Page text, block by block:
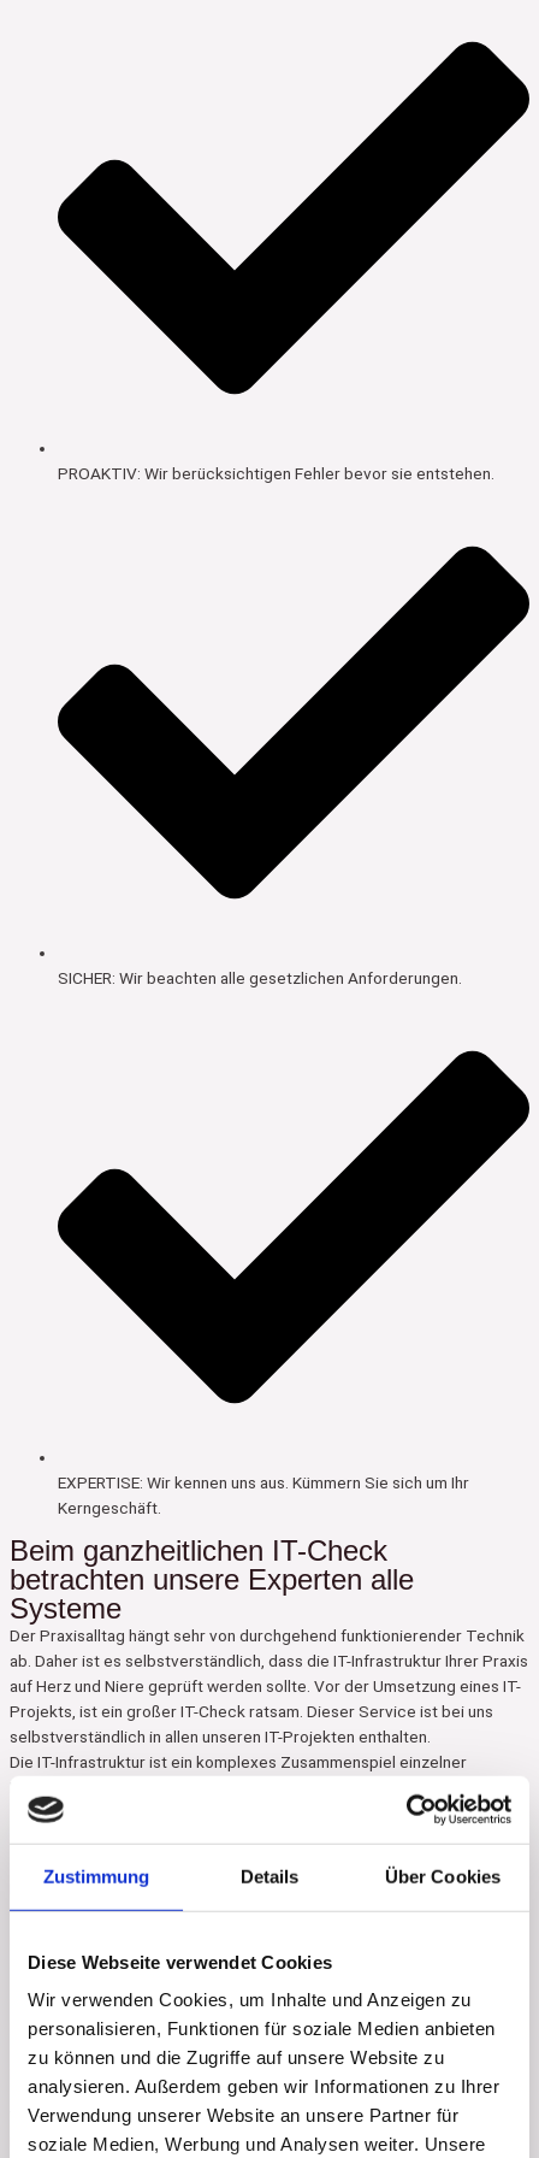
Zustimmung Details Über Cookies
Diese Webseite verwendet Cookies
Wir verwenden Cookies, um Inhalte und Anzeigen zu
personalisieren, Funktionen für soziale Medien anbieten
zu können und die Zugriffe auf unsere Website zu
analysieren. Außerdem geben wir Informationen zu Ihrer
Verwendung unserer Website an unsere Partner für
soziale Medien, Werbung und Analysen weiter. Unsere
PROAKTIV: Wir berücksichtigen Fehler bevor sie entstehen.
SICHER: Wir beachten alle gesetzlichen Anforderungen.
EXPERTISE: Wir kennen uns aus. Kümmern Sie sich um Ihr
Kerngeschäft.
Beim ganzheitlichen IT-Check
betrachten unsere Experten alle
Systeme
Der Praxisalltag hängt sehr von durchgehend funktionierender Technik
ab. Daher ist es selbstverständlich, dass die IT-Infrastruktur Ihrer Praxis
auf Herz und Niere geprüft werden sollte. Vor der Umsetzung eines IT-
Projekts, ist ein großer IT-Check ratsam. Dieser Service ist bei uns
selbstverständlich in allen unseren IT-Projekten enthalten.
Die IT-Infrastruktur ist ein komplexes Zusammenspiel einzelner
Zusammenspiel der idealen Einzelbestandteile optimal auslegt. Sind
zusammen? Sind alle notwendigen Schnittstellen vorhanden?
Funktionieren die Systeme ausfallsicher? Es sollte geprüft werden, ob
die IT-Infrastruktur digitalisierungsfähig ist. Wenn die Systeme optimal
ausfallsicheren, digitalen Abläufen nichts mehr im Wege.
HERZ- & KREISLAUFSYSTEM
IST IHRE DATENLEITUNG VERSTOPFT?
Wie gut sind Sie angebunden? Welche Datengeschwindigkeiten und
Datenmengen sind aktuell möglich? Sind Ihre Datenleitungen stabil und